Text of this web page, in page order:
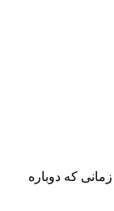
که دوباره